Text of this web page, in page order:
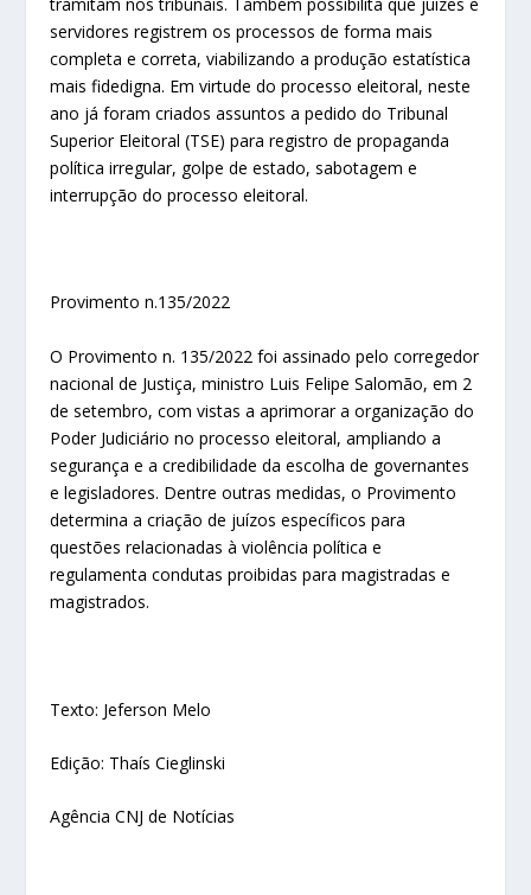
servidores registrem os processos de forma mais
completa e correta, viabilizando a produção estatística
mais fidedigna. Em virtude do processo eleitoral, neste
ano já foram criados assuntos a pedido do Tribunal
Superior Eleitoral (TSE) para registro de propaganda
política irregular, golpe de estado, sabotagem e
interrupção do processo eleitoral.
Provimento n.135/2022
O Provimento n. 135/2022 foi assinado pelo corregedor
nacional de Justiça, ministro Luis Felipe Salomão, em 2
de setembro, com vistas a aprimorar a organização do
Poder Judiciário no processo eleitoral, ampliando a
segurança e a credibilidade da escolha de governantes
e legisladores. Dentre outras medidas, o Provimento
determina a criação de juízos específicos para
questões relacionadas à violência política e
regulamenta condutas proibidas para magistradas e
magistrados.
Texto: Jeferson Melo
Edição: Thaís Cieglinski
Agência CNJ de Notícias